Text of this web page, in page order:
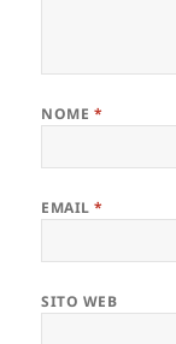
NOME *
EMAIL*
SITO WEB